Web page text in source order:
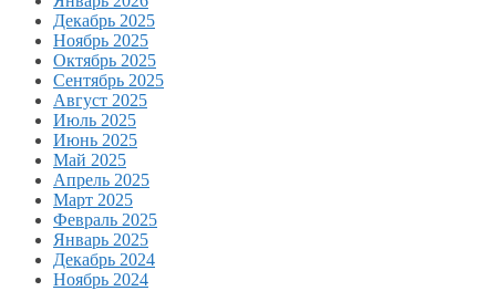
Декабрь 2025
Ноябрь 2025
Октябрь 2025
Сентябрь 2025
Август 2025
Июль 2025
Июнь 2025
Май 2025
Апрель 2025
Март 2025
Февраль 2025
Январь 2025
Декабрь 2024
Ноябрь 2024